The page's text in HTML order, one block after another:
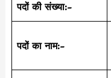
पदों की संख्या:-
पदों का नाम:-